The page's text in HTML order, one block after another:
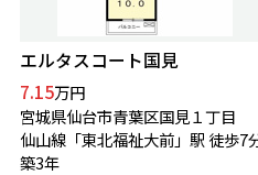
エルタスコート国見
7.15万円
宮城県仙台市青葉区国見１丁目
仙山線「東北福祉大前」駅 徒歩7
築3年